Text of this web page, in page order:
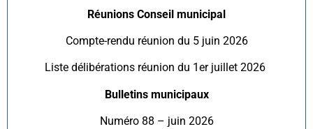
Réunions Conseil municipal
Compte-rendu réunion du 5 juin 2026
Liste délibérations réunion du 1er juillet 2026
Bulletins municipaux
Numéro 88 – juin 2026